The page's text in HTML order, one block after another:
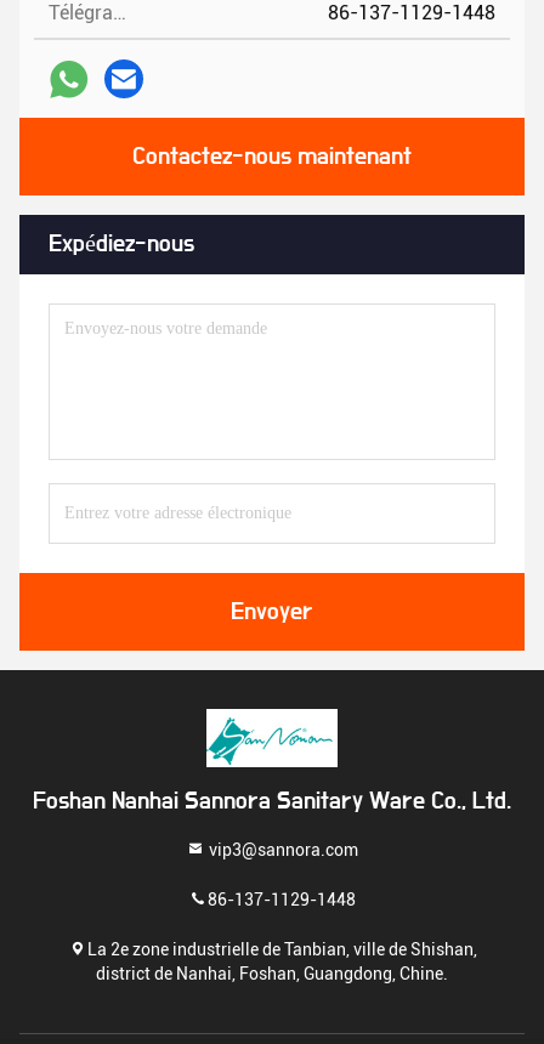
Télégramme: 86-137-1129-1448
Contactez-nous maintenant
Expédiez-nous
Envoyer
Foshan Nanhai Sannora Sanitary Ware Co., Ltd.
vip3@sannora.com
86-137-1129-1448
La 2e zone industrielle de Tanbian, ville de Shishan,
district de Nanhai, Foshan, Guangdong, Chine.